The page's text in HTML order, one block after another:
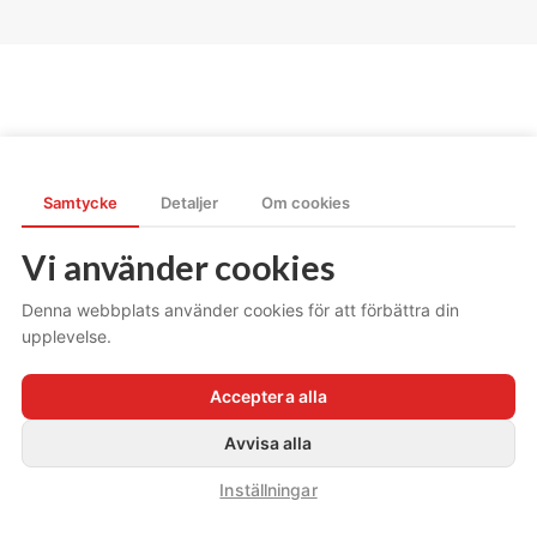
Samtycke Detaljer Om cookies
Vi använder cookies
Denna webbplats använder cookies för att förbättra din
upplevelse.
Acceptera alla
Avvisa alla
Inställningar
© 2024 Julänglar. All rights reserved. Skapad av